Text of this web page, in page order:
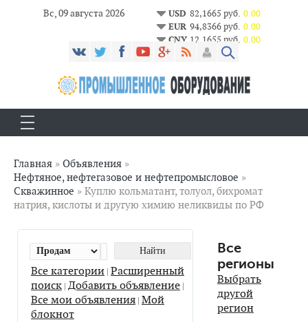
Вс, 09 августа 2026 USD 82,1665 руб. 0.00
EUR 94,8366 руб. 0.00
CNY 12,1655 руб. 0.00
Главная » Объявления »
Нефтяное, нефтегазовое и нефтепромысловое »
Скважинное » Куплю кольматант, толуол, бихромат
натрия, кислоты и другую химию неликвиды по РФ
Все категории | Расширенный
поиск | Добавить объявление |
Все мои объявления | Мой
блокнот
Все
регионы
Выбрать
другой
регион